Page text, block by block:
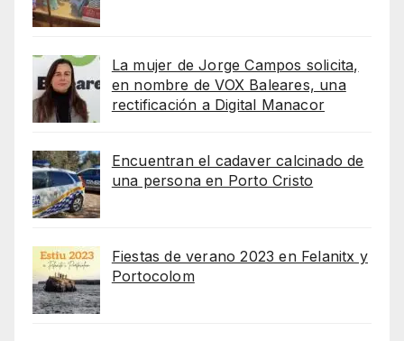
La mujer de Jorge Campos solicita,
en nombre de VOX Baleares, una
rectificación a Digital Manacor
Encuentran el cadaver calcinado de
una persona en Porto Cristo
Fiestas de verano 2023 en Felanitx y
Portocolom